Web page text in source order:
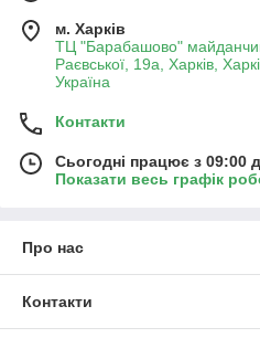
м. Харків
ТЦ "Барабашово"
Раєвської, 19а, Харків,
Україна
Контакти
Сьогодні працює з 09:00
Показати весь графік
Про нас
Контакти